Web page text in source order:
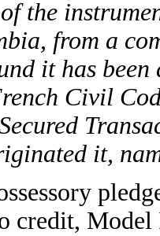
the
from a
it has been
Civil
it,
credit,